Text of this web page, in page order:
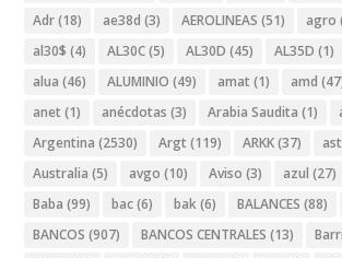
Adr(18) ae38d (3) AEROLINEAS (51) agro
al30$ (4) AL30C(5) AL30D (45) AL35D (1)
alua (46) ALUMINIO (49) amat (1) amd
anet (1) anécdotas (3) Arabia Saudita (1)
Argentina (2530) Argt (119) ARKK(37)
Australia (5) avgo (10) Aviso (3) azul (27)
Baba (99) bac(6) bak(6) BALANCES (88)
BANCOS (907) BANCOS CENTRALES (13)